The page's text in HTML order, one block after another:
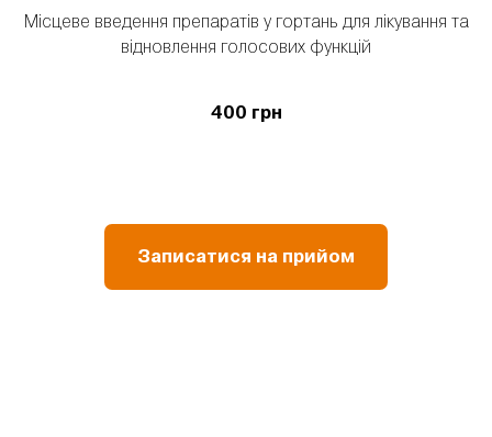
Місцеве введення препаратів у гортань для лікування та
відновлення голосових функцій
400 грн
Записатися на прийом